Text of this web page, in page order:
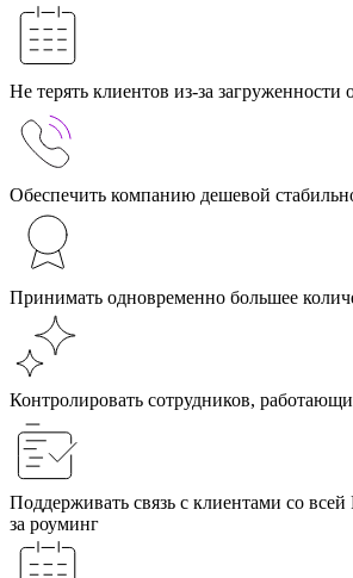
Не терять клиентов из-за загруженности
Обеспечить компанию дешевой
Принимать одновременно большее
Контролировать сотрудников,
Поддерживать связь с клиентами со
за роуминг